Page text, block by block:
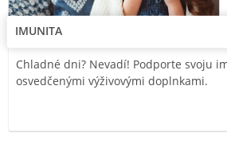
IMUNITA
Chladné dni? Nevadí! Podporte svoju
osvedčenými výživovými doplnkami.